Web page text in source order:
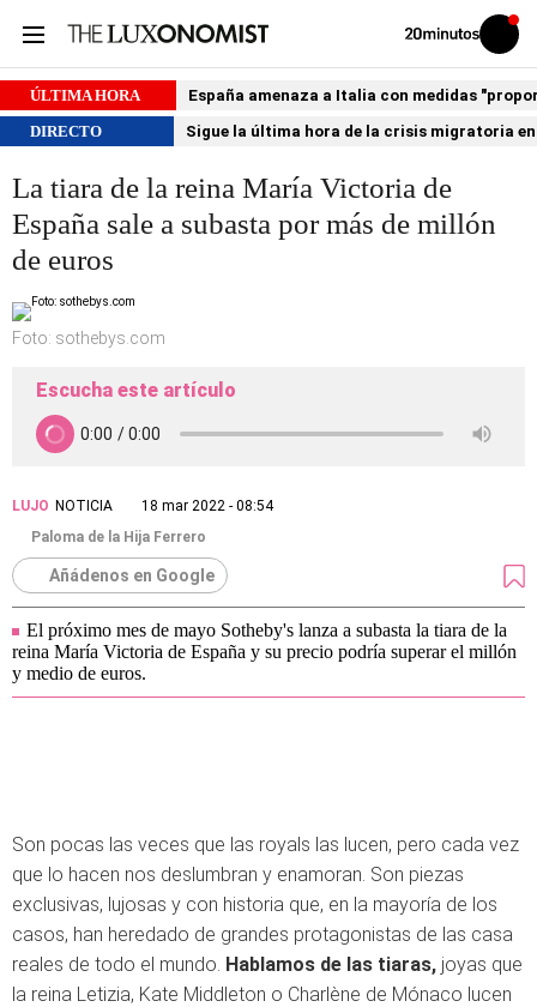
Volver
Iniciar
sesión
ÚLTIMA HORA
España amenaza a Italia con medidas
DIRECTO
Sigue la última hora de la crisis migratoria
La tiara de la reina María Victoria de
España sale a subasta por más de millón
de euros
Foto: sothebys.com
Escucha este artículo
LUJO NOTICIA
18 mar 2022 - 08:54
Paloma de la Hija Ferrero
Añádenos en Google
El próximo mes de mayo Sotheby's lanza a subasta la tiara de la
reina María Victoria de España y su precio podría superar el millón
y medio de euros.
Son pocas las veces que las royals las lucen, pero cada vez
que lo hacen nos deslumbran y enamoran. Son piezas
exclusivas, lujosas y con historia que, en la mayoría de los
casos, han heredado de grandes protagonistas de las casa
reales de todo el mundo. Hablamos de las tiaras, joyas que
la reina Letizia, Kate Middleton o Charlène de Mónaco lucen